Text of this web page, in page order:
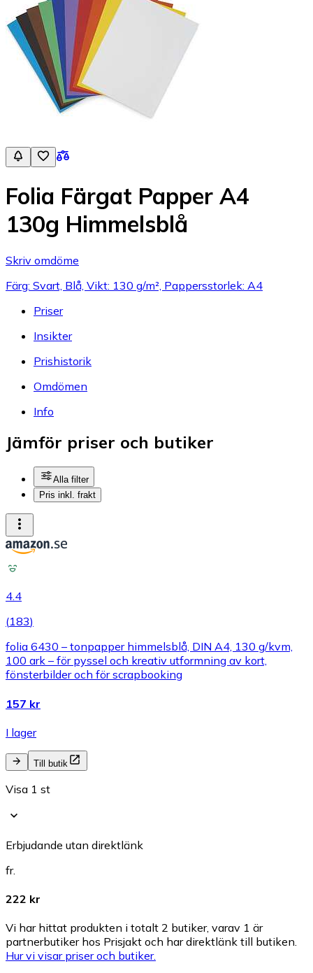
Folia Färgat Papper A4
130g Himmelsblå
Skriv omdöme
Färg: Svart, Blå, Vikt: 130 g/m², Pappersstorlek: A4
Priser
Insikter
Prishistorik
Omdömen
Info
Jämför priser och butiker
Alla filter
Pris inkl. frakt
4.4
(183)
folia 6430 – tonpapper himmelsblå, DIN A4, 130 g/kvm,
100 ark – för pyssel och kreativ utformning av kort,
fönsterbilder och för scrapbooking
157 kr
I lager
Till butik
Visa 1 st
Erbjudande utan direktlänk
fr.
222 kr
Vi har hittat produkten i totalt 2 butiker, varav 1 är
partnerbutiker hos Prisjakt och har direktlänk till butiken.
Hur vi visar priser och butiker.